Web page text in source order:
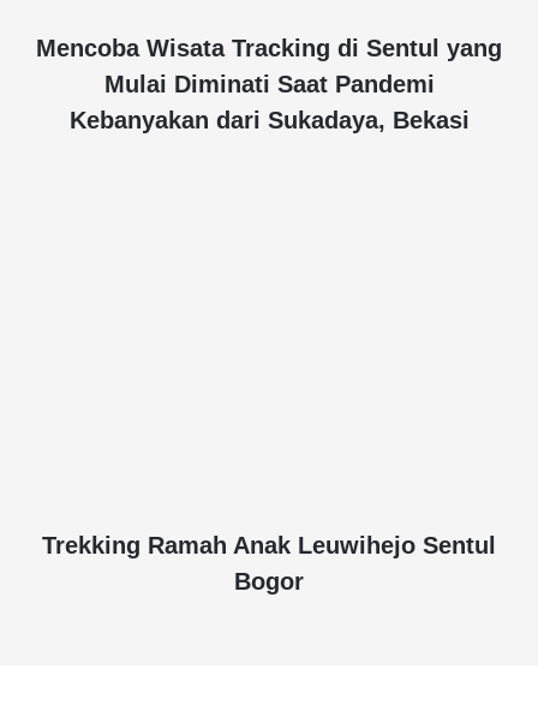
Mencoba Wisata Tracking di Sentul yang
Mulai Diminati Saat Pandemi
Kebanyakan dari Sukadaya, Bekasi
Trekking Ramah Anak Leuwihejo Sentul
Bogor